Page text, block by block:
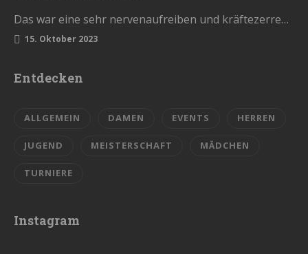
Das war eine sehr nervenaufreiben und kräftezerrende Saison. Mit einem Ende, womit wir nicht gerechnet hatten. Die Vorrunde schlossen wir…
15. Oktober 2023
Entdecken
ALLGEMEIN DAMEN EVENTS HERREN
JUGEND MEISTERSCHAFT MÄDCHEN
TURNIERE
Instagram